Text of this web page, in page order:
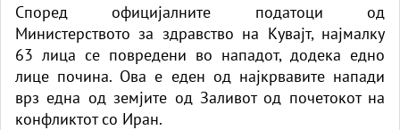
Според официјалните податоци од
Министерството за здравство на Кувајт, најмалку
63 лица се повредени во нападот, додека едно
лице почина. Ова е еден од најкрвавите напади
врз една од земјите од Заливот од почетокот на
конфликтот со Иран.